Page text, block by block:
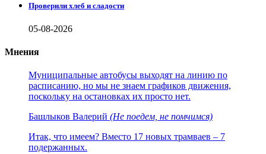
Проверили хлеб и сладости
05-08-2026
Мнения
Муниципальные автобусы выходят на линию по
расписанию, но мы не знаем графиков движения,
поскольку на остановках их просто нет.
Башлыков Валерий (Не поедем, не помчимся)
Итак, что имеем? Вместо 17 новых трамваев – 7
подержанных.